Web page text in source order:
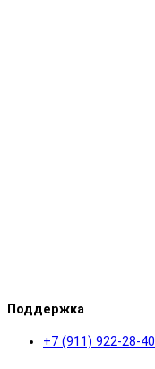
Поддержка
+7 (911) 922-28-40